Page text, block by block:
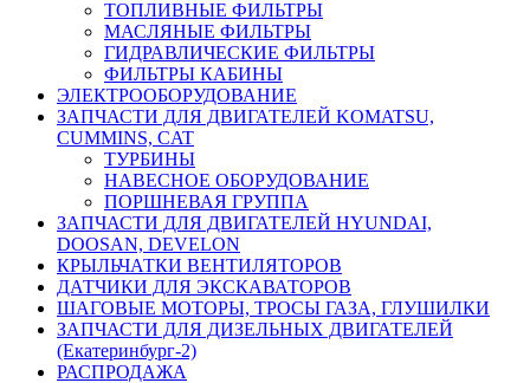
ТОПЛИВНЫЕ ФИЛЬТРЫ
МАСЛЯНЫЕ ФИЛЬТРЫ
ГИДРАВЛИЧЕСКИЕ ФИЛЬТРЫ
ФИЛЬТРЫ КАБИНЫ
ЭЛЕКТРООБОРУДОВАНИЕ
ЗАПЧАСТИ ДЛЯ ДВИГАТЕЛЕЙ KOMATSU,
CUMMINS, CAT
ТУРБИНЫ
НАВЕСНОЕ ОБОРУДОВАНИЕ
ПОРШНЕВАЯ ГРУППА
ЗАПЧАСТИ ДЛЯ ДВИГАТЕЛЕЙ HYUNDAI,
DOOSAN, DEVELON
КРЫЛЬЧАТКИ ВЕНТИЛЯТОРОВ
ДАТЧИКИ ДЛЯ ЭКСКАВАТОРОВ
ШАГОВЫЕ МОТОРЫ, ТРОСЫ ГАЗА, ГЛУШИЛКИ
ЗАПЧАСТИ ДЛЯ ДИЗЕЛЬНЫХ ДВИГАТЕЛЕЙ
(Екатеринбург-2)
РАСПРОДАЖА